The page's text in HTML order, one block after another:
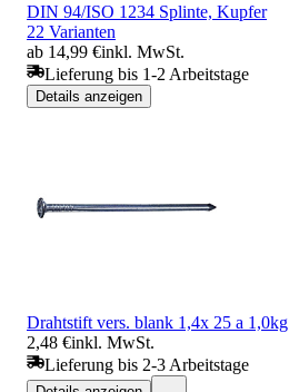
DIN 94/ISO 1234 Splinte, Kupfer
22 Varianten
ab 14,99 €inkl. MwSt.
Lieferung bis 1-2 Arbeitstage
Details anzeigen
Drahtstift vers. blank 1,4x 25 a 1,0kg
2,48 €inkl. MwSt.
Lieferung bis 2-3 Arbeitstage